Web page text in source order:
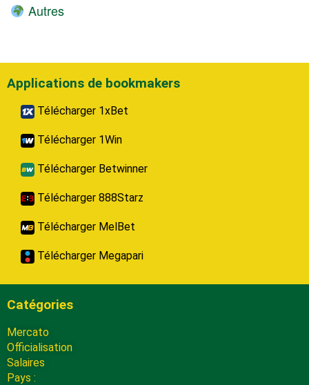
Autres
Applications de bookmakers
Télécharger 1xBet
Télécharger 1Win
Télécharger Betwinner
Télécharger 888Starz
Télécharger MelBet
Télécharger Megapari
Catégories
Mercato
Officialisation
Salaires
Pays :